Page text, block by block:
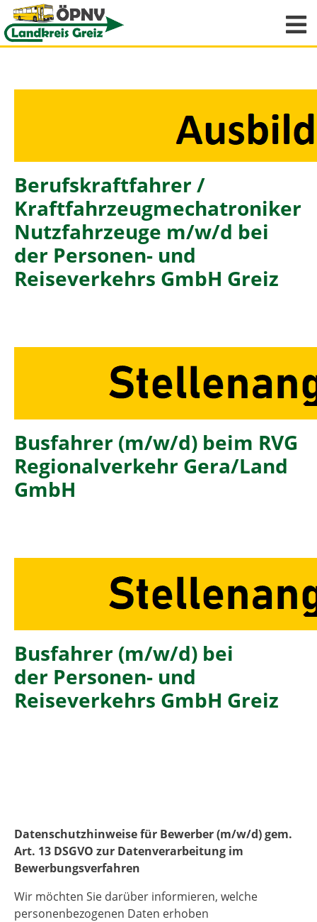
Berufskraftfahrer /
Kraftfahrzeugmechatroniker
Nutzfahrzeuge m/w/d bei
der Personen- und
Reiseverkehrs GmbH Greiz
Busfahrer (m/w/d) beim RVG
Regionalverkehr Gera/Land
GmbH
Busfahrer (m/w/d) bei
der Personen- und
Reiseverkehrs GmbH Greiz
Datenschutzhinweise für Bewerber (m/w/d) gem.
Art. 13 DSGVO zur Datenverarbeitung im
Bewerbungsverfahren
Wir möchten Sie darüber informieren, welche
personenbezogenen Daten erhoben